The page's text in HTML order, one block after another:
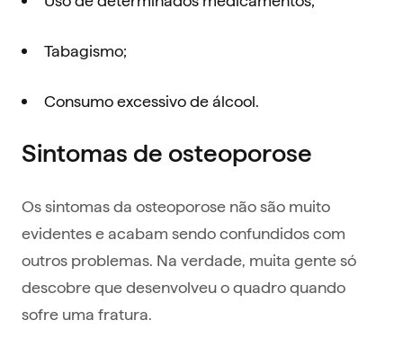
Tabagismo;
Consumo excessivo de álcool.
Sintomas de osteoporose
Os sintomas da osteoporose não são muito
evidentes e acabam sendo confundidos com
outros problemas. Na verdade, muita gente só
descobre que desenvolveu o quadro quando
sofre uma fratura.